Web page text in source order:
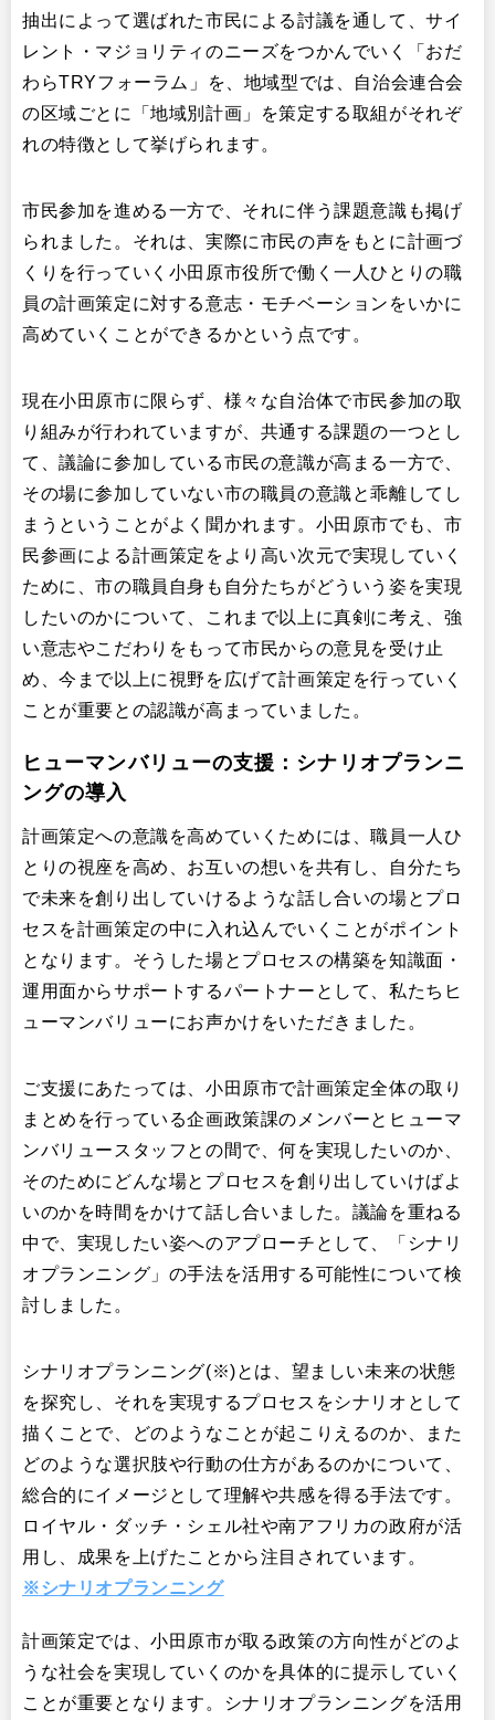
抽出によって選ばれた市民による討議を通して、サイ
レント・マジョリティのニーズをつかんでいく「おだ
わらTRYフォーラム」を、地域型では、自治会連合会
の区域ごとに「地域別計画」を策定する取組がそれぞ
れの特徴として挙げられます。
市民参加を進める一方で、それに伴う課題意識も掲げ
られました。それは、実際に市民の声をもとに計画づ
くりを行っていく小田原市役所で働く一人ひとりの職
員の計画策定に対する意志・モチベーションをいかに
高めていくことができるかという点です。
現在小田原市に限らず、様々な自治体で市民参加の取
り組みが行われていますが、共通する課題の一つとし
て、議論に参加している市民の意識が高まる一方で、
その場に参加していない市の職員の意識と乖離してし
まうということがよく聞かれます。小田原市でも、市
民参画による計画策定をより高い次元で実現していく
ために、市の職員自身も自分たちがどういう姿を実現
したいのかについて、これまで以上に真剣に考え、強
い意志やこだわりをもって市民からの意見を受け止
め、今まで以上に視野を広げて計画策定を行っていく
ことが重要との認識が高まっていました。
ヒューマンバリューの支援：シナリオプランニ
ングの導入
計画策定への意識を高めていくためには、職員一人ひ
とりの視座を高め、お互いの想いを共有し、自分たち
で未来を創り出していけるような話し合いの場とプロ
セスを計画策定の中に入れ込んでいくことがポイント
となります。そうした場とプロセスの構築を知識面・
運用面からサポートするパートナーとして、私たちヒ
ューマンバリューにお声かけをいただきました。
ご支援にあたっては、小田原市で計画策定全体の取り
まとめを行っている企画政策課のメンバーとヒューマ
ンバリュースタッフとの間で、何を実現したいのか、
そのためにどんな場とプロセスを創り出していけばよ
いのかを時間をかけて話し合いました。議論を重ねる
中で、実現したい姿へのアプローチとして、「シナリ
オプランニング」の手法を活用する可能性について検
討しました。
シナリオプランニング(※)とは、望ましい未来の状態
を探究し、それを実現するプロセスをシナリオとして
描くことで、どのようなことが起こりえるのか、また
どのような選択肢や行動の仕方があるのかについて、
総合的にイメージとして理解や共感を得る手法です。
ロイヤル・ダッチ・シェル社や南アフリカの政府が活
用し、成果を上げたことから注目されています。
※シナリオプランニング
計画策定では、小田原市が取る政策の方向性がどのよ
うな社会を実現していくのかを具体的に提示していく
ことが重要となります。シナリオプランニングを活用